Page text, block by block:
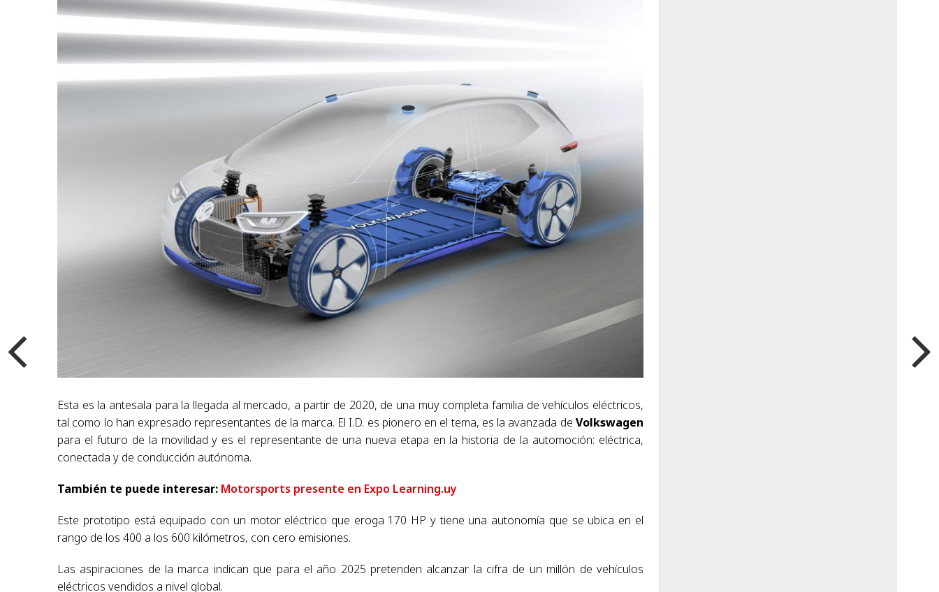
Esta es la antesala para la llegada al mercado, a partir de 2020, de una muy completa familia de vehículos eléctricos,
tal como lo han expresado representantes de la marca. El I.D. es pionero en el tema, es la avanzada de Volkswagen
para el futuro de la movilidad y es el representante de una nueva etapa en la historia de la automoción: eléctrica,
conectada y de conducción autónoma.
También te puede interesar: Motorsports presente en Expo Learning.uy
Este prototipo está equipado con un motor eléctrico que eroga 170 HP y tiene una autonomía que se ubica en el
rango de los 400 a los 600 kilómetros, con cero emisiones.
Las aspiraciones de la marca indican que para el año 2025 pretenden alcanzar la cifra de un millón de vehículos
eléctricos vendidos a nivel global.